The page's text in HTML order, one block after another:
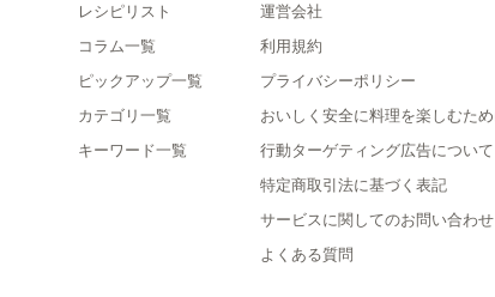
レシピリスト
コラム一覧
ピックアップ一覧
カテゴリ一覧
キーワード一覧
運営会社
利用規約
プライバシーポリシー
おいしく安全に料理を楽しむため
行動ターゲティング広告について
特定商取引法に基づく表記
サービスに関してのお問い合わせ
よくある質問